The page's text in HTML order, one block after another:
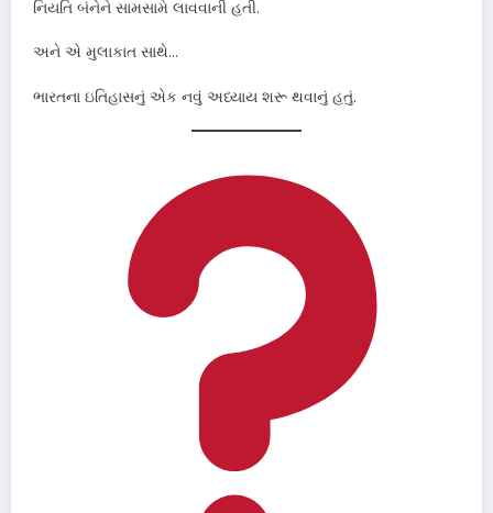
નિયતિ બંનેને સામસામે લાવવાની હતી.
અને એ મુલાકાત સાથે…
ભારતના ઇતિહાસનું એક નવું અધ્યાય શરૂ થવાનું હતું.